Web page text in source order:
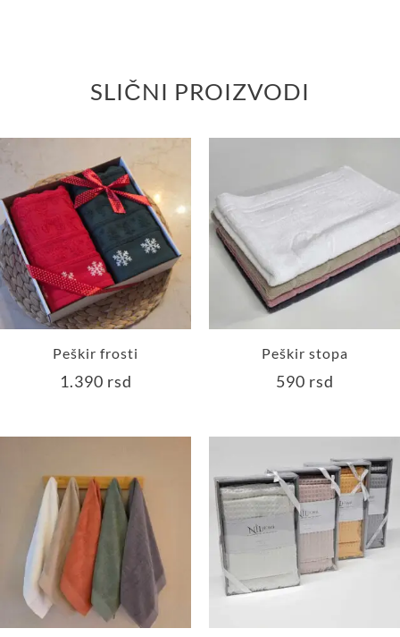
SLIČNI PROIZVODI
Peškir frosti
1.390 rsd
Peškir stopa
590 rsd